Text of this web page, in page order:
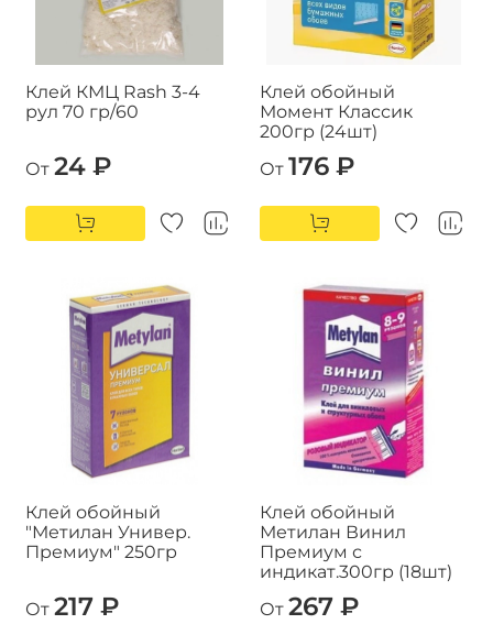
Клей КМЦ Rash 3-4
рул 70 гр/60
От 24 ₽
Клей обойный
Момент Классик
200гр (24шт)
От 176 ₽
Клей обойный
"Метилан Универ.
Премиум" 250гр
От 217 ₽
Клей обойный
Метилан Винил
Премиум с
индикат.300гр (18шт)
От 267 ₽